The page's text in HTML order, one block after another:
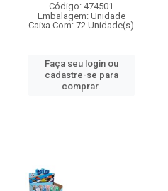
Código: 474501
Embalagem: Unidade
Caixa Com: 72 Unidade(s)
Faça seu login ou
cadastre-se para
comprar.